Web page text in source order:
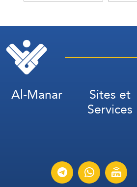
Al-Manar Sites et
Services